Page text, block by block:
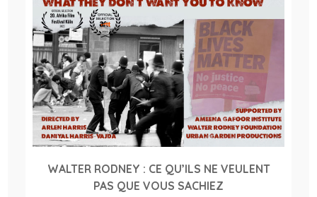
WALTER RODNEY : CE QU’ILS NE VEULENT
PAS QUE VOUS SACHIEZ